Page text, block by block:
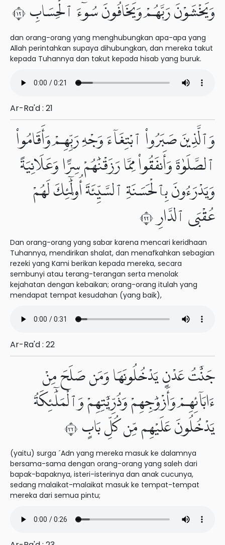
وَيَخْشَوْنَ رَبَّهُمْ وَيَخَافُونَ سُوٓءَ ٱلْحِسَابِ ٢١
dan orang-orang yang menghubungkan apa-apa yang
Allah perintahkan supaya dihubungkan, dan mereka takut
kepada Tuhannya dan takut kepada hisab yang buruk.
Ar-Ra'd : 21
وَٱلَّذِينَ صَبَرُوا۟ ٱبْتِغَآءَ وَجْهِ رَبِّهِمْ وَأَقَامُوا۟
ٱلصَّلَوٰةَ وَأَنفَقُوا۟ مِمَّا رَزَقْنَٰهُمْ سِرًّا وَعَلَانِيَةً
وَيَدْرَءُونَ بِٱلْحَسَنَةِ ٱلسَّيِّئَةَ أُو۟لَٰٓئِكَ لَهُمْ
عُقْبَى ٱلدَّارِ ٢٢
Dan orang-orang yang sabar karena mencari keridhaan
Tuhannya, mendirikan shalat, dan menafkahkan sebagian
rezeki yang Kami berikan kepada mereka, secara
sembunyi atau terang-terangan serta menolak
kejahatan dengan kebaikan; orang-orang itulah yang
mendapat tempat kesudahan (yang baik),
Ar-Ra'd : 22
جَنَّٰتُ عَدْنٍ يَدْخُلُونَهَا وَمَن صَلَحَ مِنْ
ءَابَآئِهِمْ وَأَزْوَٰجِهِمْ وَذُرِّيَّٰتِهِمْ وَٱلْمَلَٰٓئِكَةُ
يَدْخُلُونَ عَلَيْهِم مِّن كُلِّ بَابٍ ٢٣
(yaitu) surga ´Adn yang mereka masuk ke dalamnya
bersama-sama dengan orang-orang yang saleh dari
bapak-bapaknya, isteri-isterinya dan anak cucunya,
sedang malaikat-malaikat masuk ke tempat-tempat
mereka dari semua pintu;